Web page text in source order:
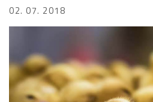
02. 07. 2018